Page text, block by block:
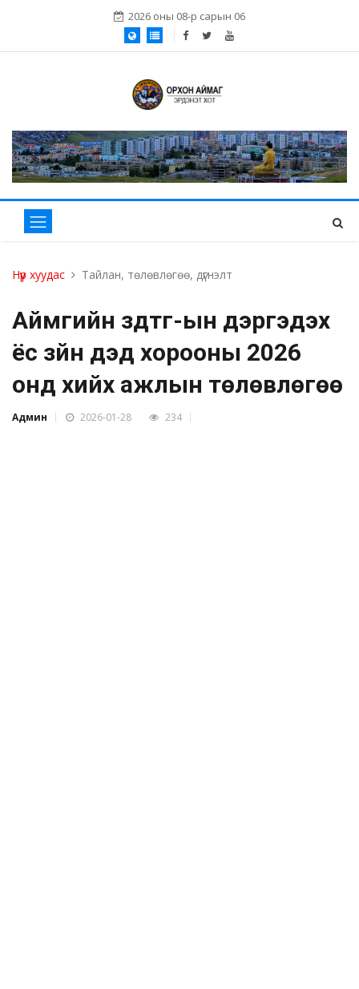
2026 оны 08-р сарын 06
Нүүр хуудас Тайлан, төлөвлөгөө, дүгнэлт
Аймгийн здтг-ын дэргэдэх
ёс зүйн дэд хорооны 2026
онд хийх ажлын төлөвлөгөө
Админ 2026-01-28 234